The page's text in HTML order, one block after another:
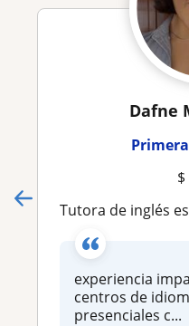
Dafne
$
Tutora de inglés especializada en la formación para el
experiencia
centros de
presenciales c...